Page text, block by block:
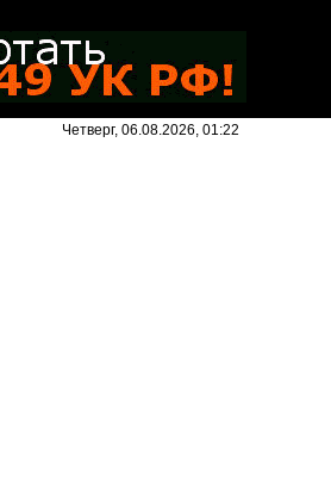
Четверг, 06.08.2026, 01:22